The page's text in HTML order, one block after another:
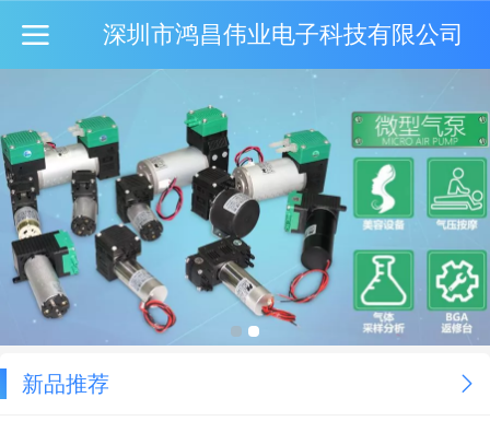
深圳市鸿昌伟业电子科技有限公司
新品推荐